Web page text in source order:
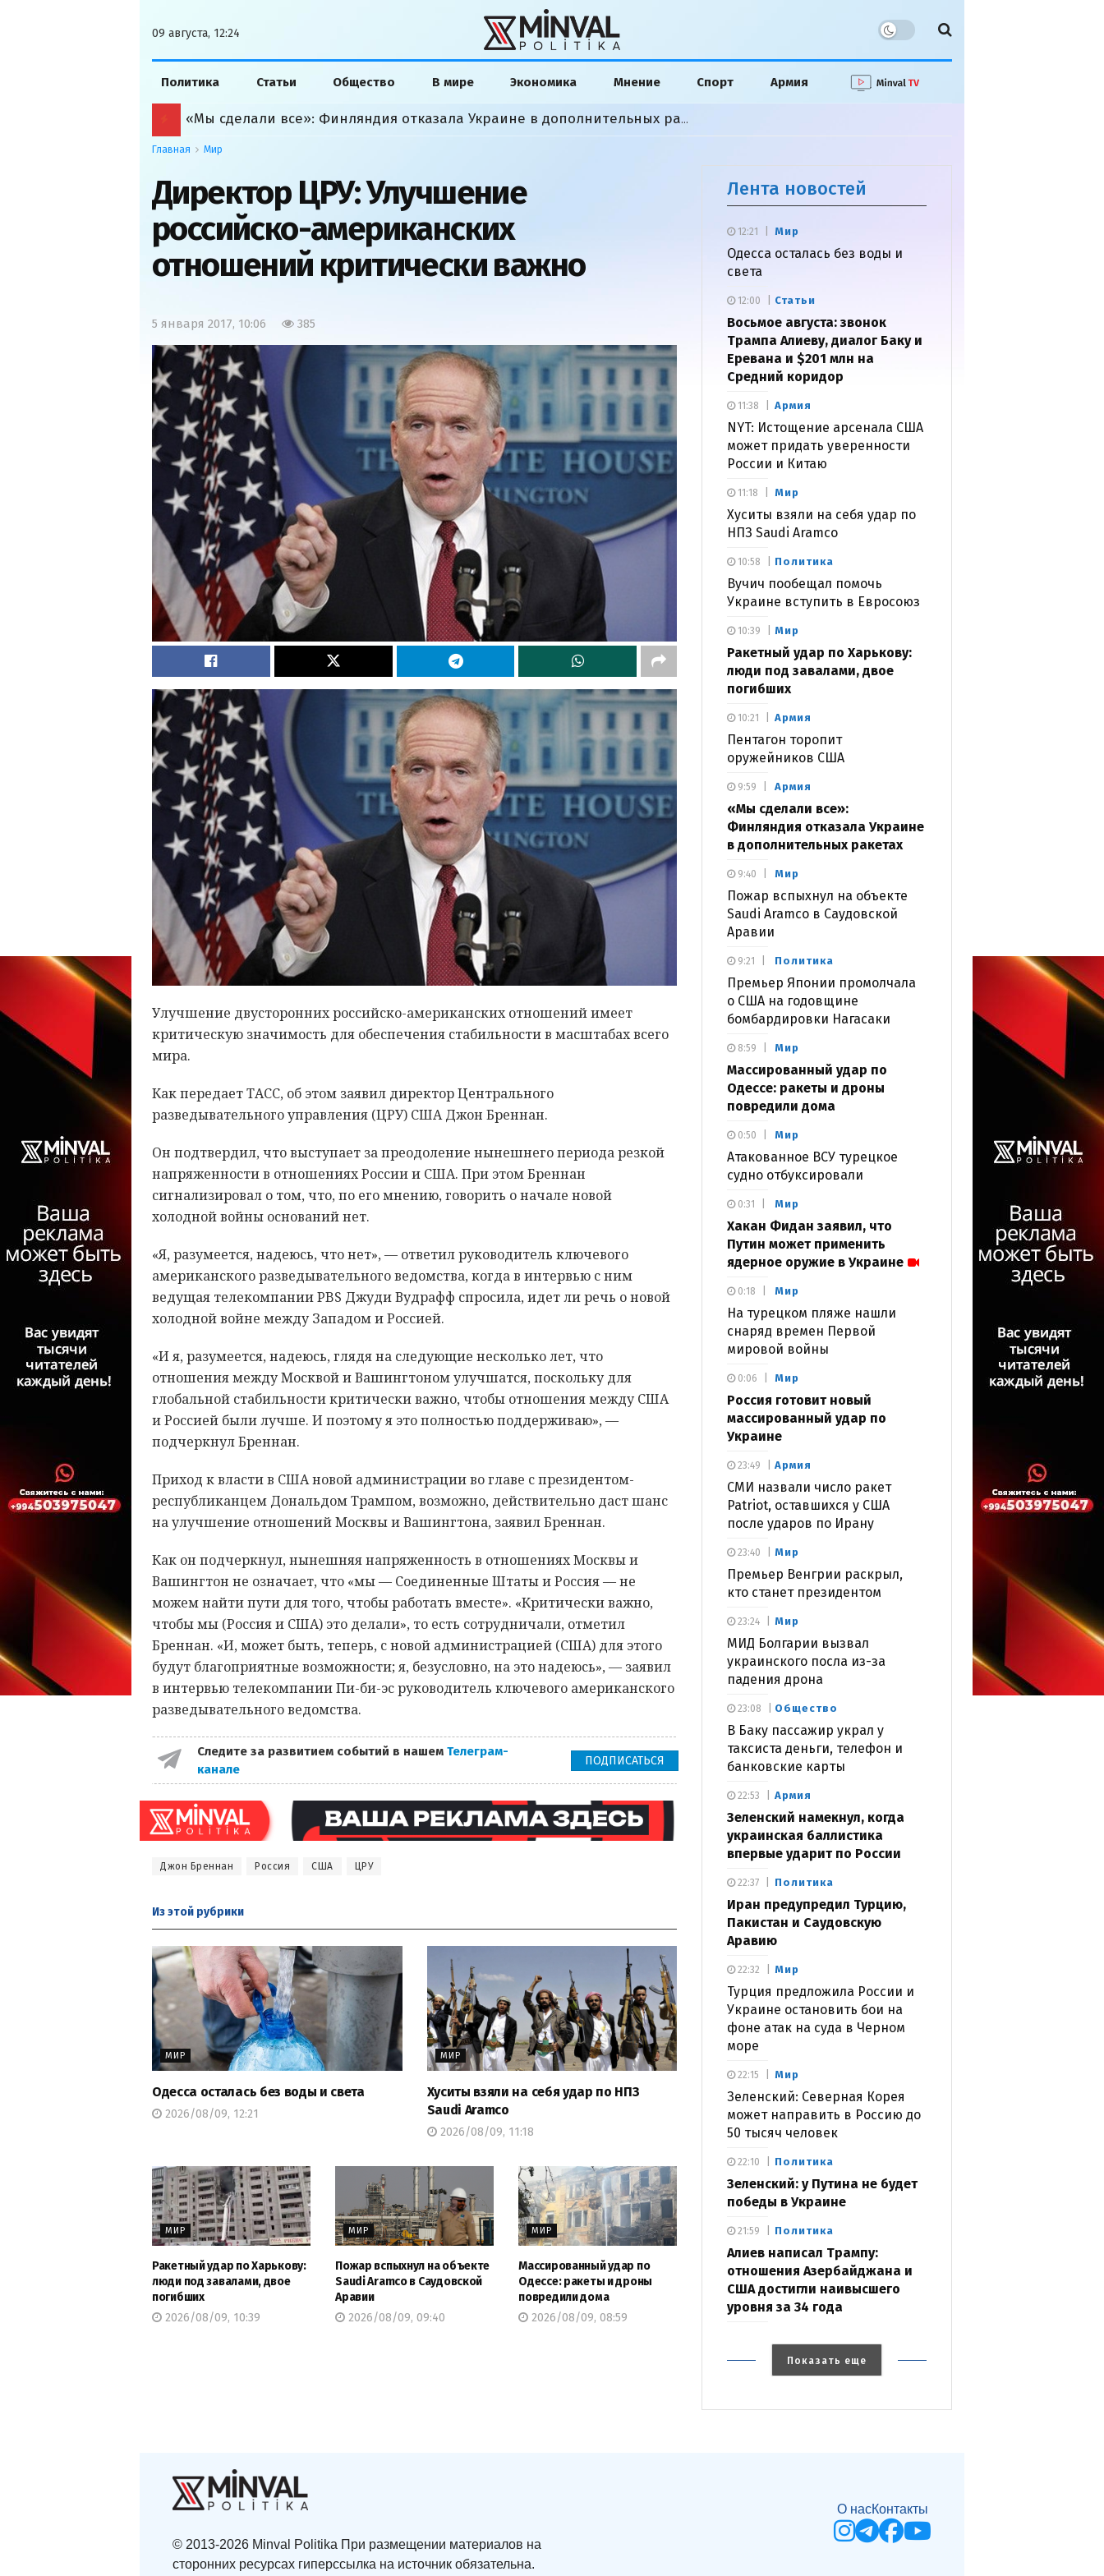
09 августа, 12:24
Политика Статьи Общество В мире Экономика Мнение Спорт Армия
«Мы сделали все»: Финляндия отказала Украине в дополнительных ракетах
Главная Мир
Директор ЦРУ: Улучшение
российско-американских
отношений критически важно
5 января 2017, 10:06 385
Улучшение двусторонних российско-американских отношений имеет
критическую значимость для обеспечения стабильности в масштабах всего
мира.
Как передает ТАСС, об этом заявил директор Центрального
разведывательного управления (ЦРУ) США Джон Бреннан.
Он подтвердил, что выступает за преодоление нынешнего периода резкой
напряженности в отношениях России и США. При этом Бреннан
сигнализировал о том, что, по его мнению, говорить о начале новой
холодной войны оснований нет.
«Я, разумеется, надеюсь, что нет», — ответил руководитель ключевого
американского разведывательного ведомства, когда в интервью с ним
ведущая телекомпании PBS Джуди Вудрафф спросила, идет ли речь о новой
холодной войне между Западом и Россией.
«И я, разумеется, надеюсь, глядя на следующие несколько лет, что
отношения между Москвой и Вашингтоном улучшатся, поскольку для
глобальной стабильности критически важно, чтобы отношения между США
и Россией были лучше. И поэтому я это полностью поддерживаю», —
подчеркнул Бреннан.
Приход к власти в США новой администрации во главе с президентом-
республиканцем Дональдом Трампом, возможно, действительно даст шанс
на улучшение отношений Москвы и Вашингтона, заявил Бреннан.
Как он подчеркнул, нынешняя напряженность в отношениях Москвы и
Вашингтон не означает, что «мы — Соединенные Штаты и Россия — не
можем найти пути для того, чтобы работать вместе». «Критически важно,
чтобы мы (Россия и США) это делали», то есть сотрудничали, отметил
Бреннан. «И, может быть, теперь, с новой администрацией (США) для этого
будут благоприятные возможности; я, безусловно, на это надеюсь», — заявил
в интервью телекомпании Пи-би-эс руководитель ключевого американского
разведывательного ведомства.
Следите за развитием событий в нашем Телеграм-
канале
ПОДПИСАТЬСЯ
Джон Бреннан Россия США ЦРУ
Из этой рубрики
МИР
Одесса осталась без воды и света
2026/08/09, 12:21
МИР
Хуситы взяли на себя удар по НПЗ
Saudi Aramco
2026/08/09, 11:18
МИР
Ракетный удар по Харькову:
люди под завалами, двое
погибших
2026/08/09, 10:39
МИР
Пожар вспыхнул на объекте
Saudi Aramco в Саудовской
Аравии
2026/08/09, 09:40
МИР
Массированный удар по
Одессе: ракеты и дроны
повредили дома
2026/08/09, 08:59
Лента новостей
Мир
Одесса осталась без воды и
света
12:21
Статьи
Восьмое августа: звонок
Трампа Алиеву, диалог Баку и
Еревана и $201 млн на
Средний коридор
12:00
Армия
NYT: Истощение арсенала США
может придать уверенности
России и Китаю
11:38
Мир
Хуситы взяли на себя удар по
НПЗ Saudi Aramco
11:18
Политика
Вучич пообещал помочь
Украине вступить в Евросоюз
10:58
Мир
Ракетный удар по Харькову:
люди под завалами, двое
погибших
10:39
Армия
Пентагон торопит
оружейников США
10:21
Армия
«Мы сделали все»:
Финляндия отказала Украине
в дополнительных ракетах
9:59
Мир
Пожар вспыхнул на объекте
Saudi Aramco в Саудовской
Аравии
9:40
Политика
Премьер Японии промолчала
о США на годовщине
бомбардировки Нагасаки
9:21
Мир
Массированный удар по
Одессе: ракеты и дроны
повредили дома
8:59
Мир
Атакованное ВСУ турецкое
судно отбуксировали
0:50
Мир
Хакан Фидан заявил, что
Путин может применить
ядерное оружие в Украине
0:31
Мир
На турецком пляже нашли
снаряд времен Первой
мировой войны
0:18
Мир
Россия готовит новый
массированный удар по
Украине
0:06
Армия
СМИ назвали число ракет
Patriot, оставшихся у США
после ударов по Ирану
23:49
Мир
Премьер Венгрии раскрыл,
кто станет президентом
23:40
Мир
МИД Болгарии вызвал
украинского посла из-за
падения дрона
23:24
Общество
В Баку пассажир украл у
таксиста деньги, телефон и
банковские карты
23:08
Армия
Зеленский намекнул, когда
украинская баллистика
впервые ударит по России
22:53
Политика
Иран предупредил Турцию,
Пакистан и Саудовскую
Аравию
22:37
Мир
Турция предложила России и
Украине остановить бои на
фоне атак на суда в Черном
море
22:32
Мир
Зеленский: Северная Корея
может направить в Россию до
50 тысяч человек
22:15
Политика
Зеленский: у Путина не будет
победы в Украине
22:10
Политика
Алиев написал Трампу:
отношения Азербайджана и
США достигли наивысшего
уровня за 34 года
21:59
Показать еще
© 2013-2026 Minval Politika При размещении материалов на
сторонних ресурсах гиперссылка на источник обязательна.
О насКонтакты